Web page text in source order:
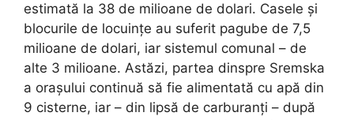
estimată la 38 de milioane de dolari. Casele și
blocurile de locuințe au suferit pagube de 7,5
milioane de dolari, iar sistemul comunal – de
alte 3 milioane. Astăzi, partea dinspre Sremska
a orașului continuă să fie alimentată cu apă din
9 cisterne, iar – din lipsă de carburanți – după